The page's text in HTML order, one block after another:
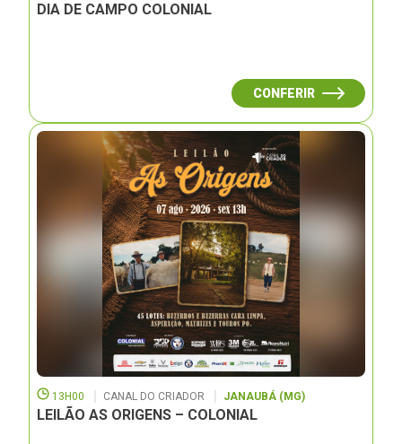
DIA DE CAMPO COLONIAL
CONFERIR
13H00 CANAL DO CRIADOR JANAUBÁ (MG)
LEILÃO AS ORIGENS – COLONIAL